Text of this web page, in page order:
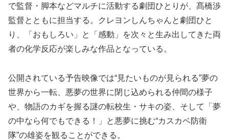
で監督・脚本などマルチに活動する劇団ひとりが、髙橋渉
監督とともに担当する。クレヨンしんちゃんと劇団ひと
り、「おもしろい」と「感動」を次々と生み出してきた両
者の化学反応が楽しみな作品となっている。
公開されている予告映像では“見たいものが見られる”夢の
世界から一転、悪夢の世界に閉じ込められる仲間の様子
や、物語のカギを握る謎の転校生・サキの姿、そして「夢
の中なら何でもできる！」と悪夢に挑む“カスカベ防衛
隊”の雄姿を観ることができる。